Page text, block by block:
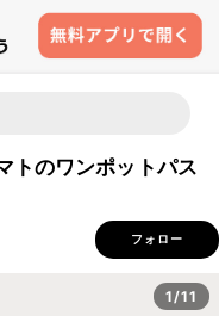
のワンポットパス
フォロー
1/11